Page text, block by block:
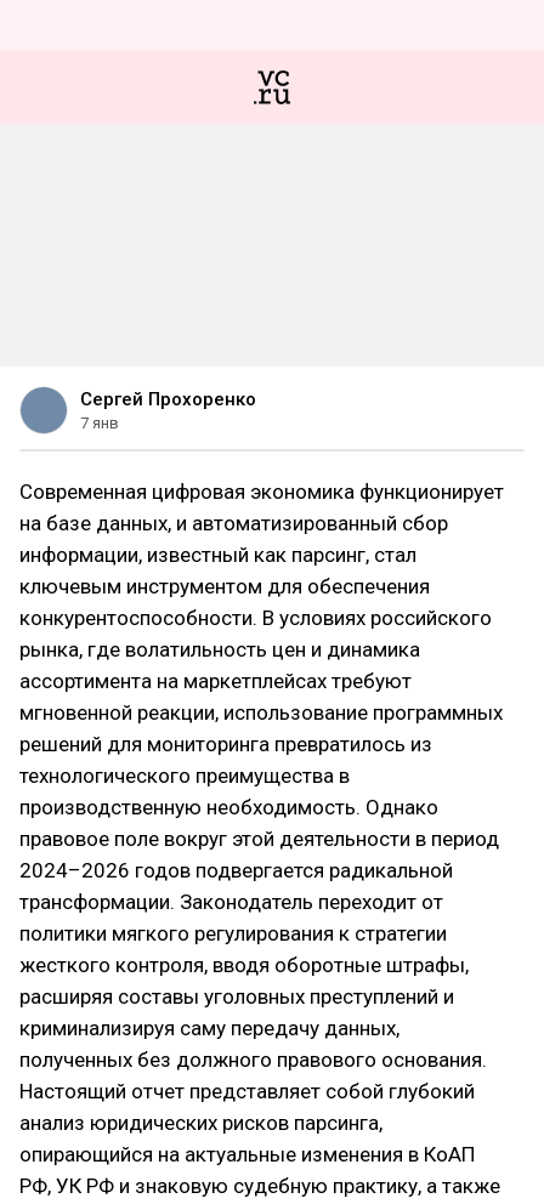
Сергей Прохоренко
7 янв
Современная цифровая экономика функционирует
на базе данных, и автоматизированный сбор
информации, известный как парсинг, стал
ключевым инструментом для обеспечения
конкурентоспособности. В условиях российского
рынка, где волатильность цен и динамика
ассортимента на маркетплейсах требуют
мгновенной реакции, использование программных
решений для мониторинга превратилось из
технологического преимущества в
производственную необходимость. Однако
правовое поле вокруг этой деятельности в период
2024–2026 годов подвергается радикальной
трансформации. Законодатель переходит от
политики мягкого регулирования к стратегии
жесткого контроля, вводя оборотные штрафы,
расширяя составы уголовных преступлений и
криминализируя саму передачу данных,
полученных без должного правового основания.
Настоящий отчет представляет собой глубокий
анализ юридических рисков парсинга,
опирающийся на актуальные изменения в КоАП
РФ, УК РФ и знаковую судебную практику, а также